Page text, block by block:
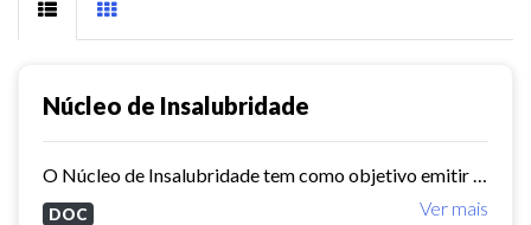
Núcleo de Insalubridade
Ver mais
DOC